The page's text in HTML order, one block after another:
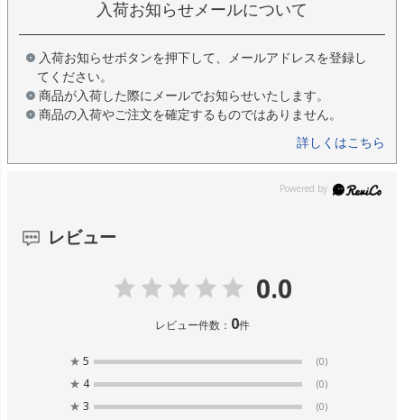
入荷お知らせメールについて
入荷お知らせボタンを押下して、メールアドレスを登録し
てください。
商品が入荷した際にメールでお知らせいたします。
商品の入荷やご注文を確定するものではありません。
詳しくはこちら
レビュー
0.0
レビュー件数： 0件
★ 5 (0)
★ 4 (0)
★ 3 (0)